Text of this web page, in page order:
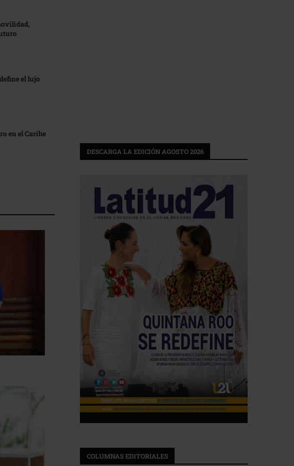
el lujo
en el Caribe
DESCARGA LA EDICIÓN AGOSTO 2026
COLUMNAS EDITORIALES